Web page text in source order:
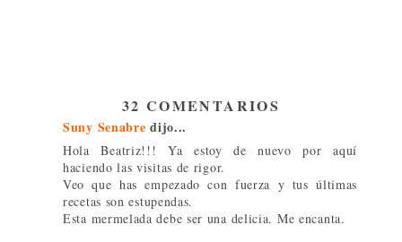
32 COMENTARIOS
Suny Senabre dijo...
Hola Beatriz!!! Ya estoy de nuevo por aquí
haciendo las visitas de rigor.
Veo que has empezado con fuerza y tus últimas
recetas son estupendas.
Esta mermelada debe ser una delicia. Me encanta.